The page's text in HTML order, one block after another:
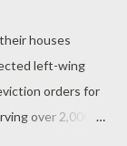
με τόσο
ευρωζώνη.
τη θεωρία του
(Y...
houses
left-wing
orders for
over 2,000